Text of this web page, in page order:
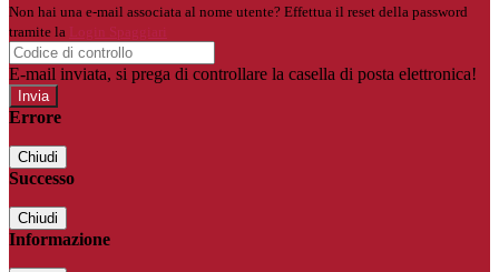
Non hai una e-mail associata al nome utente? Effettua il reset della password
tramite la
Login Spaggiari
E-mail inviata, si prega di controllare la casella di posta elettronica!
Errore
Chiudi
Successo
Chiudi
Informazione